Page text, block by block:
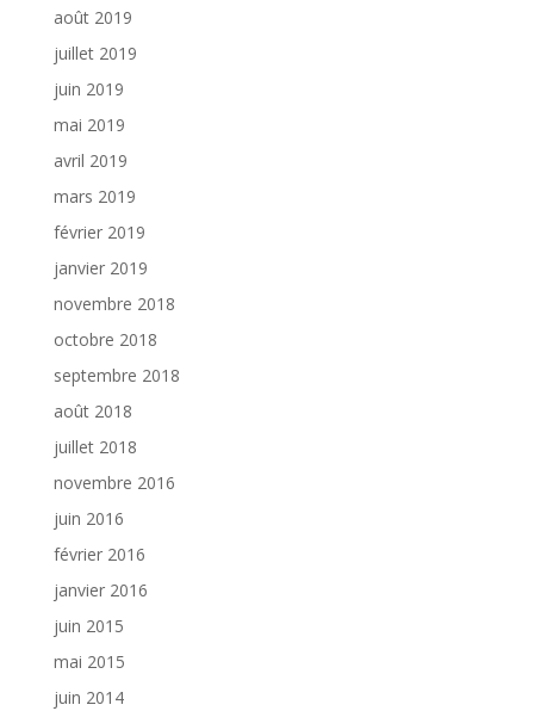
août 2019
juillet 2019
juin 2019
mai 2019
avril 2019
mars 2019
février 2019
janvier 2019
novembre 2018
octobre 2018
septembre 2018
août 2018
juillet 2018
novembre 2016
juin 2016
février 2016
janvier 2016
juin 2015
mai 2015
juin 2014